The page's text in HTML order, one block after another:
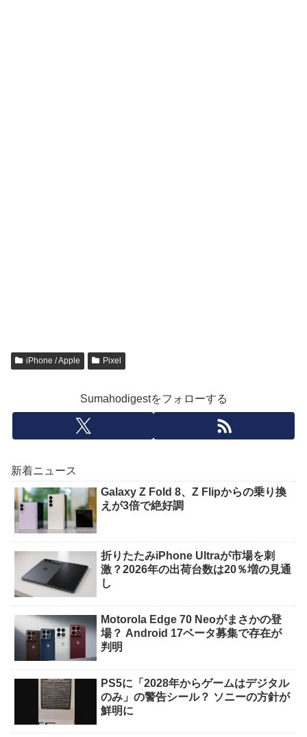
iPhone / Apple Pixel
Sumahodigestをフォローする
新着ニュース
Galaxy Z Fold 8、Z Flipからの乗り換
えが3倍で絶好調
折りたたみiPhone Ultraが市場を刺
激？2026年の出荷台数は20％増の見通
し
Motorola Edge 70 Neoがまさかの登
場？ Android 17ベータ募集で存在が
判明
PS5に「2028年からゲームはデジタル
のみ」の警告シール？ ソニーの方針が
鮮明に